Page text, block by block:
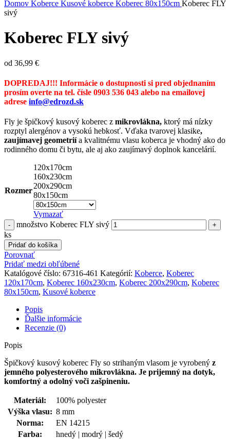
Domov Koberce Kusové koberce Koberec 80x150cm Koberec FLY
sivý
Koberec FLY sivý
od 36,99 €
DOPREDAJ!!! Informácie o dostupnosti si pred objednaním
prosím overte na tel. čísle 0903 536 043 alebo na emailovej
adrese info@edrozd.sk
Fly je špičkový kusový koberec z mikrovlákna, ktorý má nízky
rozptyl alergénov a vysokú hebkosť. Vďaka tvarovej klasike,
zaujímavej geometriía kvalitnému vlasu koberca je vhodný ako do
rodinného domu či bytu, ale aj ako zaujímavý doplnok kancelárií.
Rozmer
120x170cm
160x230cm
200x290cm
80x150cm
Vymazať
množstvo Koberec FLY sivý
ks
Pridať do košíka
Porovnať
Pridať medzi obľúbené
Katalógové číslo: 67316-461 Kategórií: Koberce, Koberec
120x170cm, Koberec 160x230cm, Koberec 200x290cm, Koberec
80x150cm, Kusové koberce
Popis
Ďalšie informácie
Recenzie (0)
Popis
Špičkový kusový koberec Fly so strihaným vlasom je vyrobený z
jemného polyesterového mikrovlákna. Je prijemný na dotyk,
komfortný a odolný voči zašpineniu.
Materiál:
100% polyester
Výška vlasu: 8 mm
Norma:
EN 14215
Farba:
hnedý | modrý | šedý